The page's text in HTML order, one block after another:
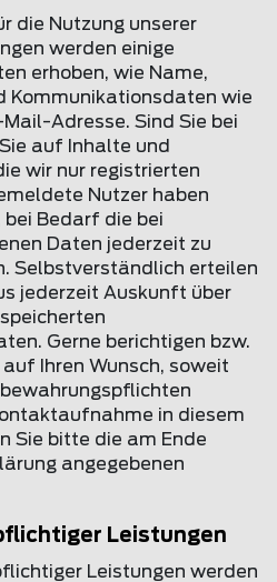
die Nutzung unserer
werden einige
erhoben, wie Name,
Kommunikationsdaten wie
Adresse. Sind Sie bei
auf Inhalte und
wir nur registrierten
Nutzer haben
Bedarf die bei
Daten jederzeit zu
Selbstverständlich erteilen
jederzeit Auskunft über
Gerne berichtigen bzw.
Ihren Wunsch, soweit
in diesem
Sie bitte die am Ende
angegebenen
Leistungen
Leistungen werden